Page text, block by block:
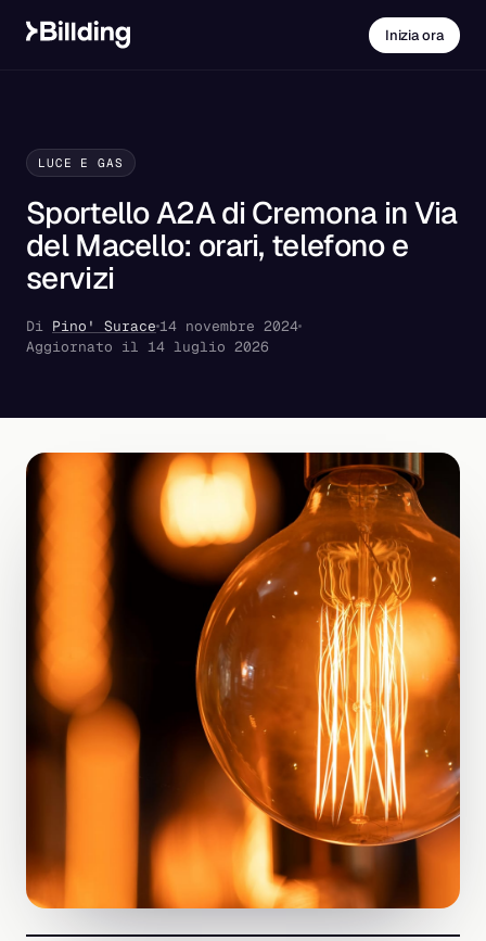
Inizia ora
LUCE E GAS
Sportello A2A di Cremona in Via
del Macello: orari, telefono e
servizi
Di Pino' Surace 14 novembre 2024
Aggiornato il 14 luglio 2026